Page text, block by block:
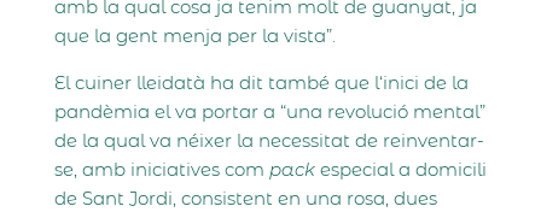
amb la qual cosa ja tenim molt de guanyat, ja
que la gent menja per la vista”.
El cuiner lleidatà ha dit també que l‘inici de la
pandèmia el va portar a “una revolució mental”
de la qual va néixer la necessitat de reinventar-
se, amb iniciatives com packespecial a domicili
de Sant Jordi, consistent en una rosa, dues